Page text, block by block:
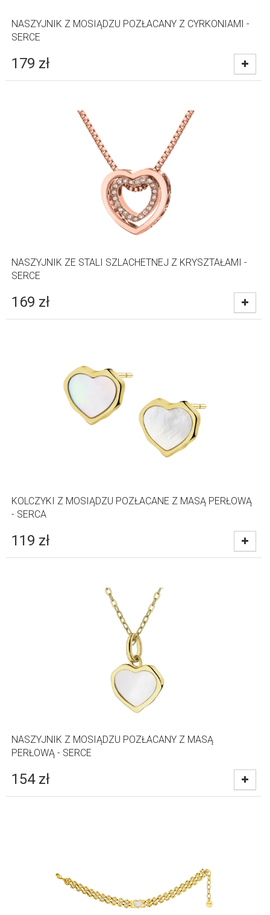
NASZYJNIK Z MOSIĄDZU POZŁACANY Z CYRKONIAMI -
SERCE
179 zł
NASZYJNIK ZE STALI SZLACHETNEJ Z KRYSZTAŁAMI -
SERCE
169 zł
KOLCZYKI Z MOSIĄDZU POZŁACANE Z MASĄ PERŁOWĄ
- SERCA
119 zł
NASZYJNIK Z MOSIĄDZU POZŁACANY Z MASĄ
PERŁOWĄ - SERCE
154 zł